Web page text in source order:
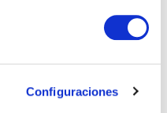
Configuraciones